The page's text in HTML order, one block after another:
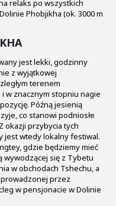
relaks po wszystkich
Phobjikha (ok. 3000 m
jest lekki, godzinny
z wyjątkowej
terenem
w znacznym stopniu nagie
Późną jesienią
co stanowi podniosłe
okazji przybycia tych
jest wtedy lokalny festiwal.
gdzie będziemy mieć
wywodzącej się z Tybetu
w obchodach Tshechu, a
prowadzonej przez
w pensjonacie w Dolinie